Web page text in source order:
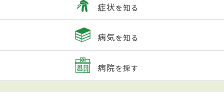
症状を知る
病気を知る
病院を探す